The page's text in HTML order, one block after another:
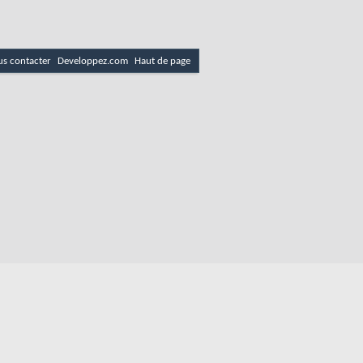
contacter Developpez.com Haut de page